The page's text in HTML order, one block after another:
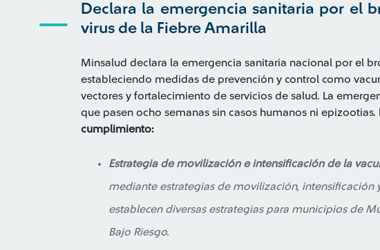
Declara la emergencia sanitaria por el
virus de la Fiebre Amarilla
Minsalud declara la emergencia sanitaria nacional por el
estableciendo medidas de prevención y control como
vectores y fortalecimiento de servicios de salud. La
que pasen ocho semanas sin casos humanos ni epizootias.
cumplimiento:
Estrategia de movilización e intensificación de la
mediante estrategias de movilización, intensificación
establecen diversas estrategias para municipios de
Bajo Riesgo.